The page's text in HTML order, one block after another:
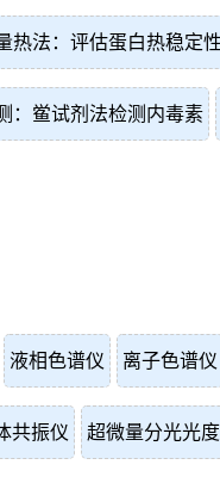
热法：评估蛋白热稳定性
：鲎试剂法检测内毒素
液相色谱仪 离子色谱仪
共振仪 超微量分光光